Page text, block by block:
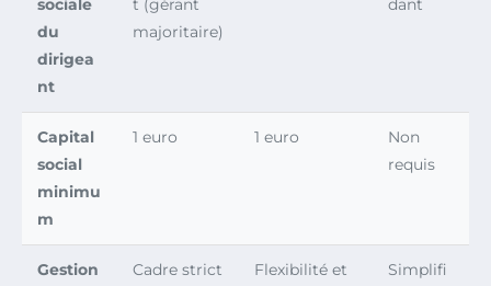
sociale
du
dirigea
nt
t (gérant
majoritaire)
dant
Capital
social
minimu
m
1 euro 1 euro
Non
requis
Gestion
Cadre strict
Flexibilité et
Simplifi